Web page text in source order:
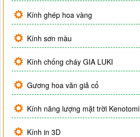
Kính ghép hoa vàng
Kính sơn màu
Kính chống cháy GIA LUKI
Gương hoa văn giả cổ
Kính năng lượng mặt trời Kenotomi
Kính in 3D